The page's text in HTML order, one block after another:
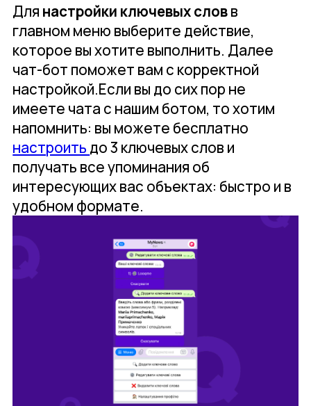
Для настройки ключевых словв
главном меню выберите действие,
которое вы хотите выполнить. Далее
чат-бот поможет вам с корректной
настройкой.Если вы до сих пор не
имеете чата с нашим ботом, то хотим
напомнить: вы можете бесплатно
настроить до 3 ключевых слов и
получать все упоминания об
интересующих вас объектах: быстро и в
удобном формате.